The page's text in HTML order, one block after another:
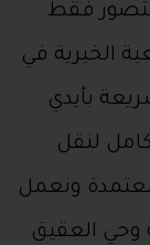
تتصور فقط
الجمعية الخيرية في
بأيدي
لنقل
ونعمل
وحي العقيق